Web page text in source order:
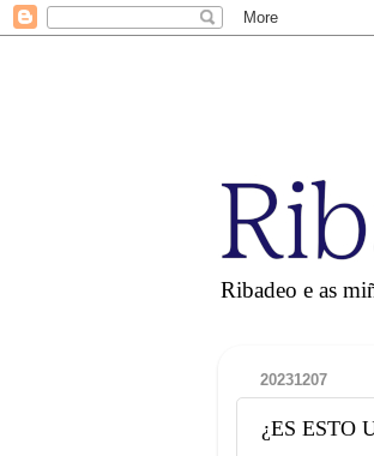
Ribadeo e as
20231207
¿ES ESTO